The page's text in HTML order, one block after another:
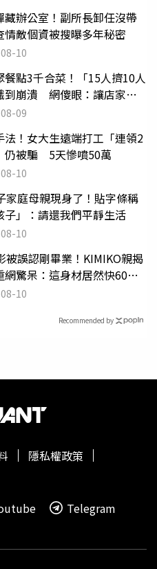
藏辦公室！副所長卸任沒帶
敵個資被搜曝多年秘密
10
餐點3千合菜！「15人擠10人
到崩潰 網傻眼：讓店家看
09
法！女大生遠端打工「連領2
仍被騙 5天慘噴50萬
10
家庭母親現身了！貼字條稱
子」：請還我們平靜生活
10
被誤認剛畢業！KIMIKO親揭
網驚呆：這身材居然快60公
10
Recommended by
隱私權政策
Telegram